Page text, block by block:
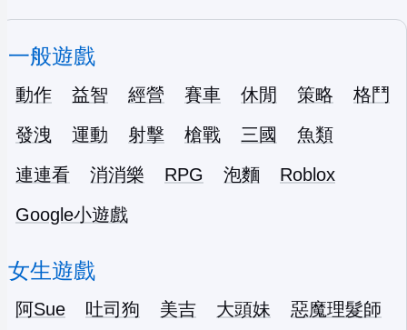
一般遊戲
動作 益智 經營 賽車 休閒 策略
格鬥
發洩
運動 射擊 槍戰 三國
魚類
連連看
消消樂 RPG 泡麵
Roblox
Google小遊戲
女生遊戲
阿Sue 吐司狗 美吉 大頭妹 惡魔理髮師